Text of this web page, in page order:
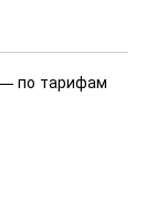
по тарифам